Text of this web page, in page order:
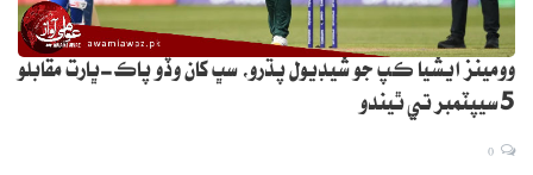
وومينز ايشيا ڪپ جو شيڊيول پڌرو، سڀ کان وڏو پاڪ-ڀارت مقابلو
5 سيپٽمبر تي ٿيندو